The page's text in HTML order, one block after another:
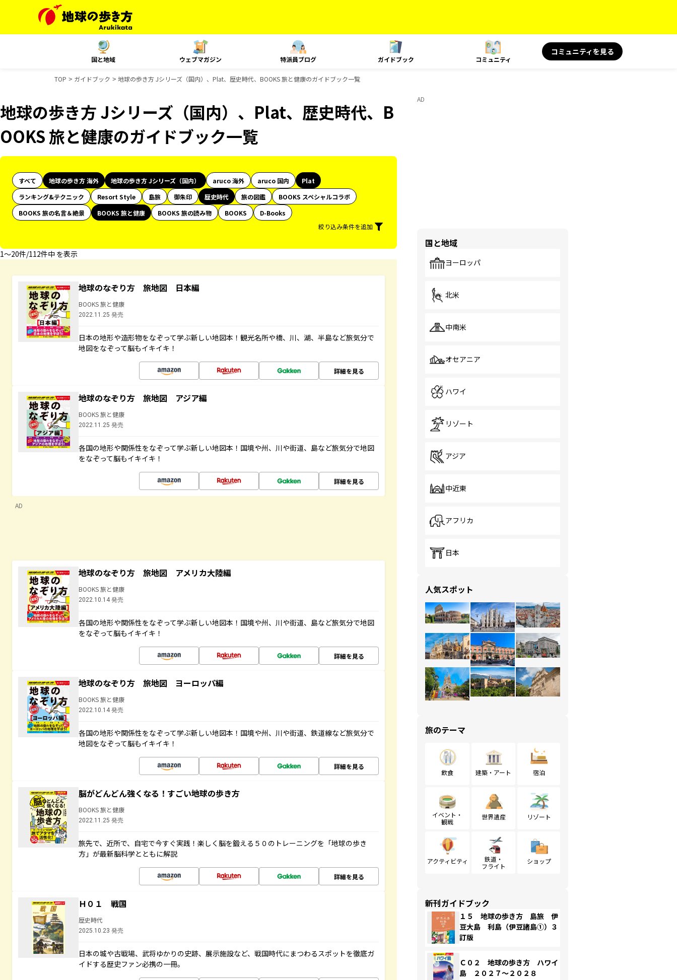
国と地域 ウェブマガジン 特派員ブログ ガイドブック コミュニティ
コミュニティを見る
TOP ガイドブック 地球の歩き方 Jシリーズ（国内）、Plat、歴史時代、BOOKS 旅と健康のガイドブック一覧
地球の歩き方 Jシリーズ（国内）、Plat、歴史時代、B
OOKS 旅と健康のガイドブック一覧
すべて 地球の歩き方 海外 地球の歩き方 Jシリーズ（国内） aruco 海外 aruco 国内
Plat
ランキング&テクニック
Resort Style 島旅 御朱印 歴史時代 旅の図鑑
BOOKS スペシャルコラボ
BOOKS 旅の名言＆絶景
BOOKS 旅と健康 BOOKS 旅の読み物 BOOKS
D-Books
絞り込み条件を追加
1〜20件/112件中 を表示
地球のなぞり方 旅地図 日本編
BOOKS 旅と健康
2022.11.25 発売
日本の地形や造形物をなぞって学ぶ新しい地図本！観光名所や橋、川、湖、半島など旅気分で
地図をなぞって脳もイキイキ！
詳細を見る
地球のなぞり方 旅地図 アジア編
BOOKS 旅と健康
2022.11.25 発売
各国の地形や関係性をなぞって学ぶ新しい地図本！国境や州、川や街道、島など旅気分で地図
をなぞって脳もイキイキ！
詳細を見る
AD
地球のなぞり方 旅地図 アメリカ大陸編
BOOKS 旅と健康
2022.10.14 発売
各国の地形や関係性をなぞって学ぶ新しい地図本！国境や州、川や街道、島など旅気分で地図
をなぞって脳もイキイキ！
詳細を見る
地球のなぞり方 旅地図 ヨーロッパ編
BOOKS 旅と健康
2022.10.14 発売
各国の地形や関係性をなぞって学ぶ新しい地図本！国境や州、川や街道、鉄道線など旅気分で
地図をなぞって脳もイキイキ！
詳細を見る
脳がどんどん強くなる！すごい地球の歩き方
BOOKS 旅と健康
2022.11.25 発売
旅先で、近所で、自宅で今すぐ実践！楽しく脳を鍛える５０のトレーニングを「地球の歩き
方」が最新脳科学とともに解説
詳細を見る
Ｈ０１ 戦国
歴史時代
2025.10.23 発売
日本の城や古戦場、武将ゆかりの史跡、展示施設など、戦国時代にまつわるスポットを徹底ガ
イドする歴史ファン必携の一冊。
AD
国と地域
ヨーロッパ
北米
中南米
オセアニア
ハワイ
リゾート
アジア
中近東
アフリカ
日本
人気スポット
旅のテーマ
飲食 建築・アート 宿泊
イベント・
観戦
世界遺産 リゾート
アクティビティ
鉄道・
フライト
ショップ
新刊ガイドブック
１５ 地球の歩き方 島旅 伊
豆大島 利島（伊豆諸島①）３
訂版
Ｃ０２ 地球の歩き方 ハワイ
島 ２０２７～２０２８